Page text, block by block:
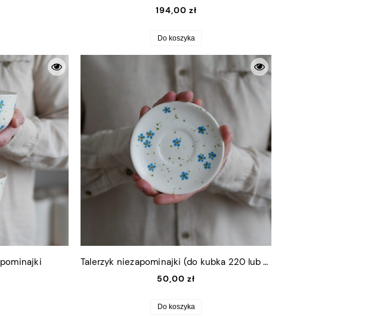
194,00 zł
Do koszyka
Talerzyk niezapominajki (do kubka 220 lub 250ml)
50,00 zł
Do koszyka